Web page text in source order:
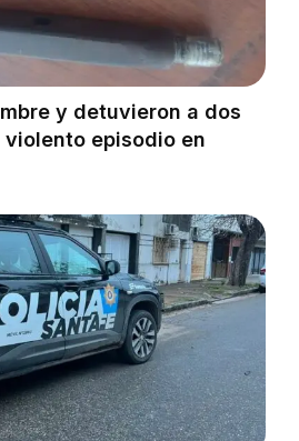
y detuvieron a dos
episodio en